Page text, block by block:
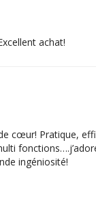
achat!
cœur! Pratique,
ingéniosité!